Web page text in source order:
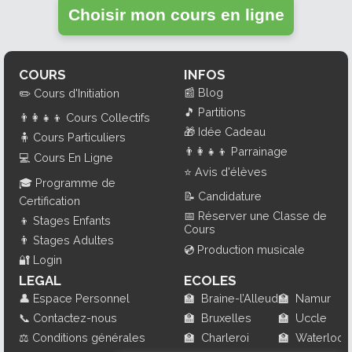
Choisir mon cours en ligne
COURS
✏️ Cours d'Initiation
👨‍👩‍👧‍👦 Cours Collectifs
🧍 Cours Particuliers
💻 Cours En Ligne
🎓 Programme de
Certification
👦 Stages Enfants
👨 Stages Adultes
🔐 Login
INFOS
📰 Blog
🎵 Partitions
🎁 Idée Cadeau
👨‍👩‍👧‍👦 Parrainage
⭐ Avis d'élèves
📝 Candidature
📅 Réserver une Classe de
Cours
💿 Production musicale
LEGAL
👤 Espace Personnel
📞 Contactez-nous
⚖️ Conditions générales
ECOLES
🏫 Braine-l’Alleud
🏫 Bruxelles
🏫 Charleroi
🏫 Namur
🏫 Uccle
🏫 Waterloo